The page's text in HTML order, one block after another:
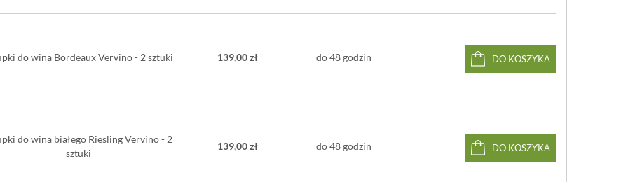
Nagrody: Red Dot Design, iF Design
do wina Bordeaux Vervino - 2 sztuki 139,00 zł do 48 godzin DO KOSZYKA
do wina białego Riesling Vervino - 2
sztuki
139,00 zł do 48 godzin DO KOSZYKA